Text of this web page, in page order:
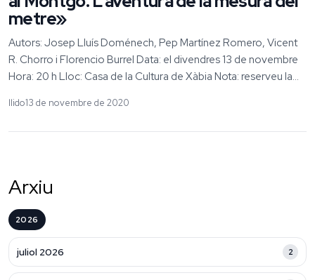
metre»
Autors: Josep Lluís Doménech, Pep Martínez Romero, Vicent
R. Chorro i Florencio Burrel Data: el divendres 13 de novembre
Hora: 20 h Lloc: Casa de la Cultura de Xàbia Nota: reserveu la...
llido13 de novembre de 2020
Arxiu
2026
juliol 2026 2